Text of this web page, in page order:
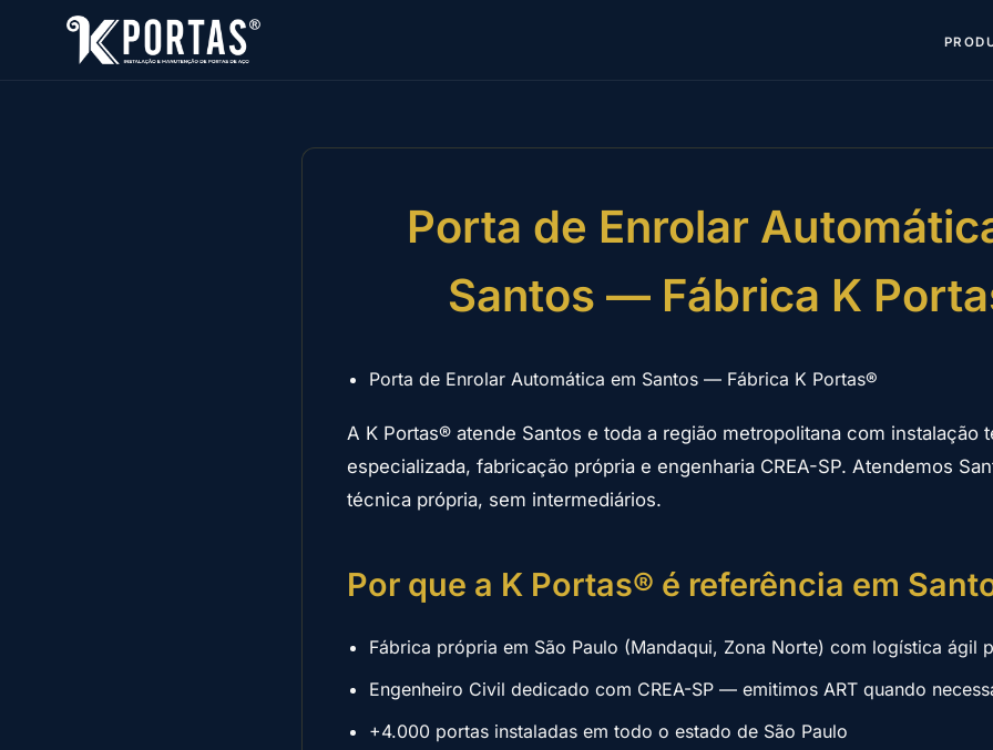
Porta de Enrolar
Santos — Fábrica K
Porta de Enrolar Automática em Santos — Fábrica K Portas®
A K Portas® atende Santos e toda a região metropolitana com instalação
especializada, fabricação própria e engenharia CREA-SP. Atendemos
técnica própria, sem intermediários.
Por que a K Portas® é referência em
Fábrica própria em São Paulo (Mandaqui, Zona Norte) com logística ágil
Engenheiro Civil dedicado com CREA-SP — emitimos ART quando
+4.000 portas instaladas em todo o estado de São Paulo